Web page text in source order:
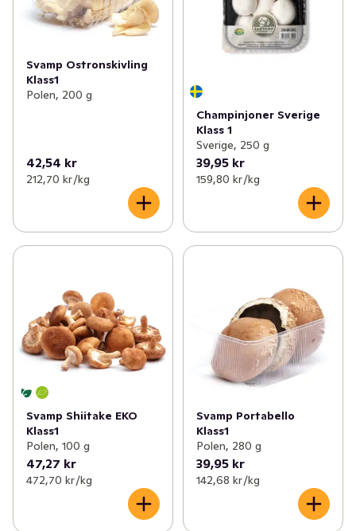
Svamp Ostronskivling
Klass1
Polen, 200 g
42,54 kr
212,70 kr /kg
Champinjoner Sverige
Klass 1
Sverige, 250 g
39,95 kr
159,80 kr /kg
Svamp Shiitake EKO
Klass1
Polen, 100 g
47,27 kr
472,70 kr /kg
Svamp Portabello
Klass1
Polen, 280 g
39,95 kr
142,68 kr /kg